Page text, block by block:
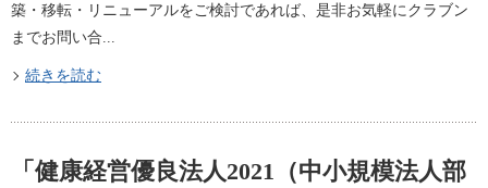
築・移転・リニューアルをご検討であれば、是非お気軽にクラブン
までお問い合...
続きを読む
「健康経営優良法人2021（中小規模法人部